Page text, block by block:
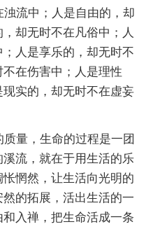
流中；人是自由的，却
却无时不在凡俗中；人
人是享乐的，却无时不
在伤害中；人是理性
实的，却无时不在虚妄
量，生命的过程是一团
流，就在于用生活的乐
惘然，让生活向光明的
的拓展，活出生活的一
入禅，把生命活成一条